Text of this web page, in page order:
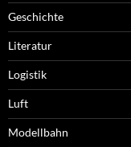
Geschichte
Literatur
Logistik
Luft
Modellbahn